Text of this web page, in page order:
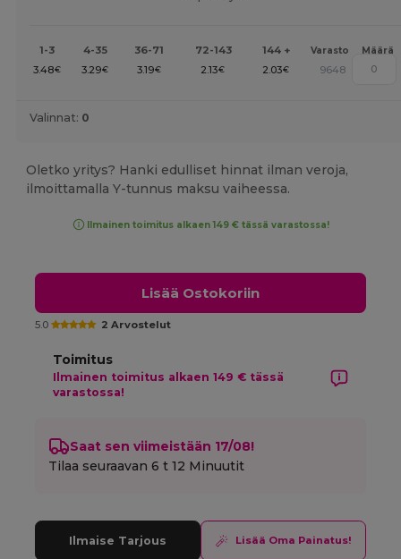
1-3 4-35 36-71 72-143 144 + Varasto Määrä
3.48€ 3.29€ 3.19€ 2.13€ 2.03€ 9648
Valinnat: 0
Oletko yritys? Hanki edulliset hinnat ilman veroja,
ilmoittamalla Y-tunnus maksu vaiheessa.
Ilmainen toimitus alkaen 149 € tässä varastossa!
Lisää Ostokoriin
5.0 2 Arvostelut
Toimitus
Ilmainen toimitus alkaen 149 € tässä
varastossa!
Saat sen viimeistään 17/08!
Tilaa seuraavan6 t 12 Minuutit
Ilmaise Tarjous Lisää Oma Painatus!